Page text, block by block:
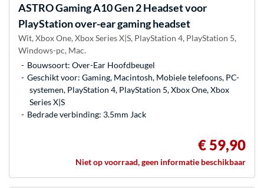
ASTRO GamingA10 Gen 2 Headset voor
PlayStation over-ear gaming headset
Wit, Xbox One, Xbox Series X|S, PlayStation 4, PlayStation 5,
Windows-pc, Mac.
Bouwsoort: Over-Ear Hoofdbeugel
Geschikt voor: Gaming, Macintosh, Mobiele telefoons, PC-
systemen, PlayStation 4, PlayStation 5, Xbox One, Xbox
Series X|S
Bedrade verbinding: 3.5mm Jack
€ 59,90
Niet op voorraad, geen informatie beschikbaar